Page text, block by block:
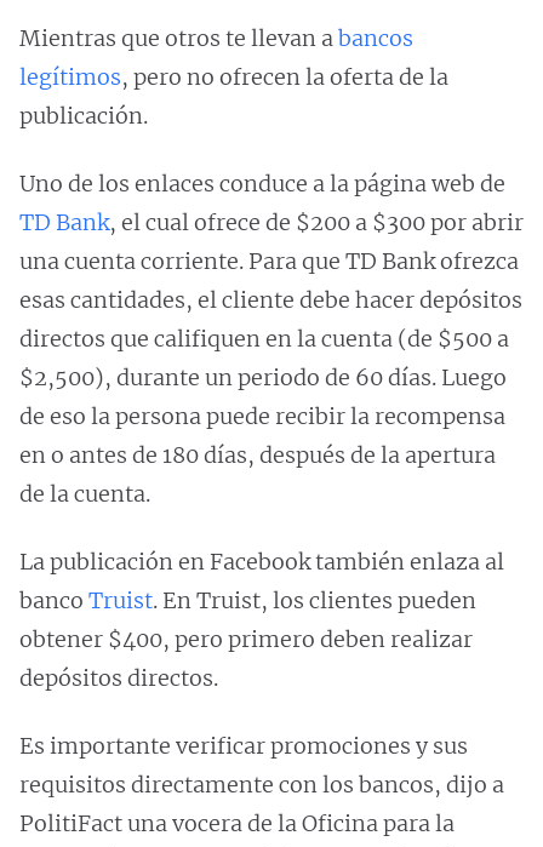
Mientras que otros te llevan abancos
legítimos, pero no ofrecen la oferta de la
publicación.
Uno de los enlaces conduce a la página web de
TD Bank, el cual ofrece de $200 a $300 por abrir
una cuenta corriente. Para que TD Bank ofrezca
esas cantidades, el cliente debe hacer depósitos
directos que califiquen en la cuenta (de $500 a
$2,500), durante un periodo de 60 días. Luego
de eso la persona puede recibir la recompensa
en o antes de 180 días, después de la apertura
de la cuenta.
La publicación en Facebook también enlaza al
banco Truist. En Truist, los clientes pueden
obtener $400, pero primero deben realizar
depósitos directos.
Es importante verificar promociones y sus
requisitos directamente con los bancos, dijo a
PolitiFact una vocera de la Oficina para la